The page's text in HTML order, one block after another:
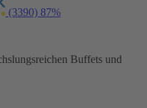
(3390) 87%
Buffets und